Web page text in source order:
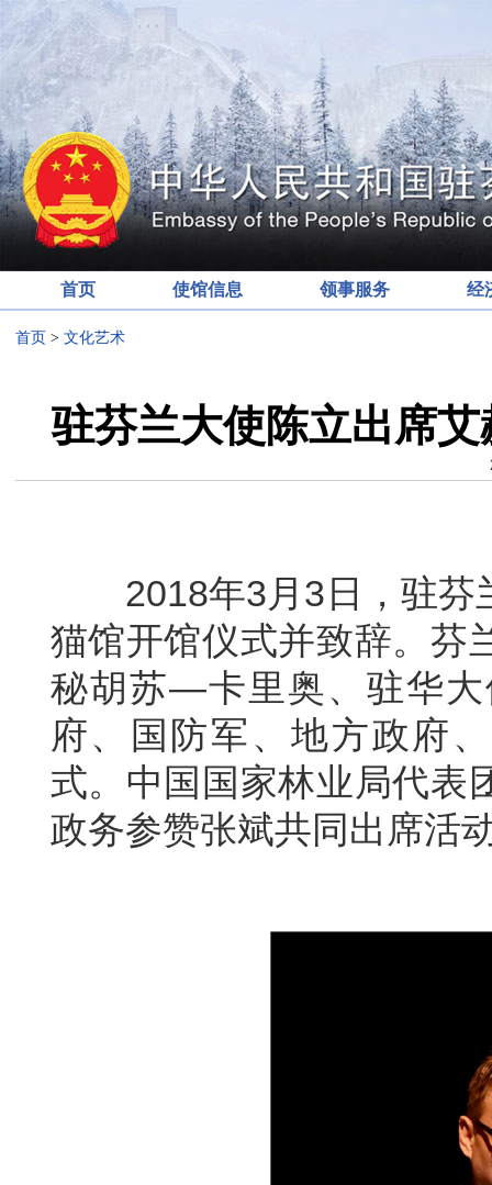
首页 使馆信息 领事服务 经
首页 > 文化艺术
驻芬兰大使陈立出席
2018年3月3日，驻芬
猫馆开馆仪式并致辞。芬
秘胡苏—卡里奥、驻华
府、国防军、地方政府
式。中国国家林业局代表
政务参赞张斌共同出席活